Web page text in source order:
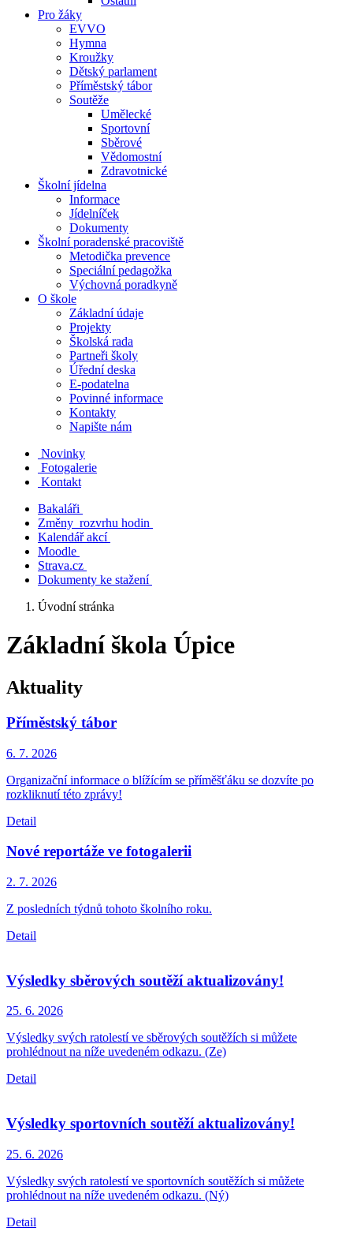
Pro žáky
EVVO
Hymna
Kroužky
Dětský parlament
Příměstský tábor
Soutěže
Umělecké
Sportovní
Sběrové
Vědomostní
Zdravotnické
Školní jídelna
Informace
Jídelníček
Dokumenty
Školní poradenské pracoviště
Metodička prevence
Speciální pedagožka
Výchovná poradkyně
O škole
Základní údaje
Projekty
Školská rada
Partneři školy
Úřední deska
E-podatelna
Povinné informace
Kontakty
Napište nám
Novinky
Fotogalerie
Kontakt
Bakaláři
Změny rozvrhu hodin
Kalendář akcí
Moodle
Strava.cz
Dokumenty ke stažení
Úvodní stránka
Základní škola Úpice
Aktuality
Příměstský tábor
6. 7. 2026
Organizační informace o blížícím se příměšťáku se dozvíte po
rozkliknutí této zprávy!
Detail
Nové reportáže ve fotogalerii
2. 7. 2026
Z posledních týdnů tohoto školního roku.
Detail
Výsledky sběrových soutěží aktualizovány!
25. 6. 2026
Výsledky svých ratolestí ve sběrových soutěžích si můžete
prohlédnout na níže uvedeném odkazu. (Ze)
Detail
Výsledky sportovních soutěží aktualizovány!
25. 6. 2026
Výsledky svých ratolestí ve sportovních soutěžích si můžete
prohlédnout na níže uvedeném odkazu. (Ný)
Detail